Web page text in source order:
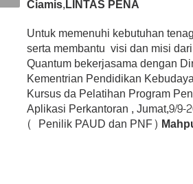
Ciamis,LINTAS PENA
Untuk memenuhi kebutuhan
serta membantu visi dan misi
Quantum bekerjasama dengan
Kementrian Pendidikan
Kursus da Pelatihan Program
Aplikasi Perkantoran , Jumat,9/
( Penilik PAUD dan PNF)